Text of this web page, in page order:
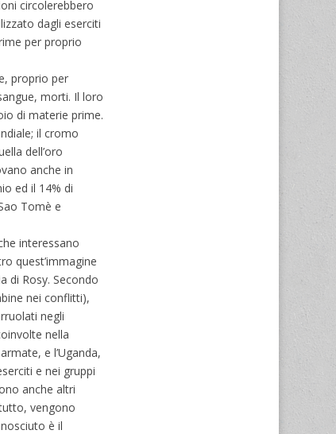
circolerebbero
dagli eserciti
per proprio
proprio per
morti. Il loro
di materie prime.
il cromo
dell’oro
anche in
ed il 14% di
Tomè e
interessano
quest’immagine
di Rosy. Secondo
nei conflitti),
negli
nella
e l’Uganda,
e nei gruppi
anche altri
vengono
è il